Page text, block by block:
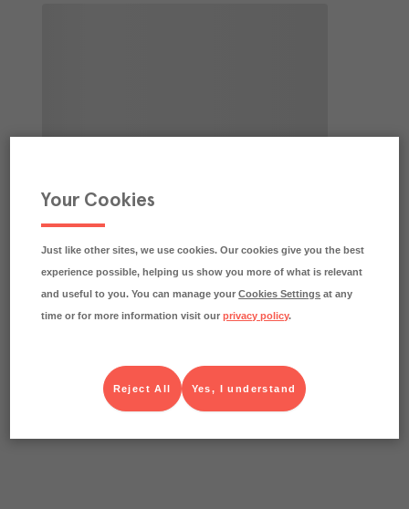
Your Cookies
Just like other sites, we use cookies. Our cookies give you the best
experience possible, helping us show you more of what is relevant
and useful to you. You can manage yourCookies Settings at any
time or for more information visit ourprivacy policy.
Yes, I understand
Reject All